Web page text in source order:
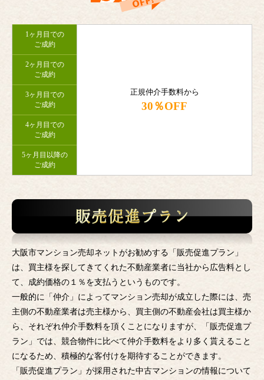
1ヶ月目での
ご成約
正規仲介手数料から
30％OFF
2ヶ月目での
ご成約
3ヶ月目での
ご成約
4ヶ月目での
ご成約
5ヶ月目以降の
ご成約
大阪市マンション売却ネットがお勧めする「販売促進プラン」
は、買主様を探してきてくれた不動産業者に当社から広告料とし
て、成約価格の１％を支払うというものです。
一般的に「仲介」によってマンション売却が成立した際には、売
主側の不動産業者は売主様から、買主側の不動産会社は買主様か
ら、それぞれ仲介手数料を頂くことになりますが、「販売促進プ
ラン」では、競合物件に比べて仲介手数料をより多く貰えること
になるため、積極的な客付けを期待することができます。
「販売促進プラン」が採用された中古マンションの情報について